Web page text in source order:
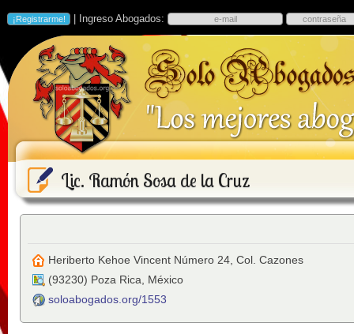
| Ingreso Abogados:
Lic. Ramón Sosa de la Cruz
Heriberto Kehoe Vincent Número 24, Col. Cazones
(93230) Poza Rica
México
soloabogados.org/1553